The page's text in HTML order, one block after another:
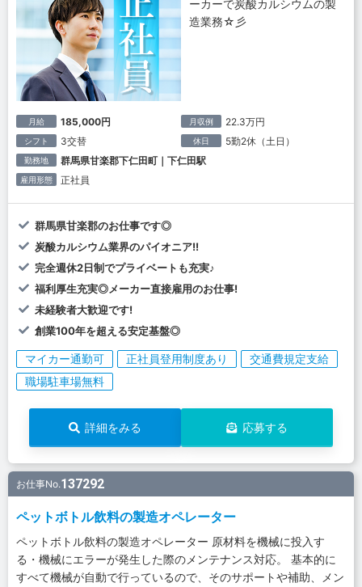
ーカーで炭酸カルシウムの製
造業務☆彡
月給 185,000円 月収例 22.3万円
シフト 3交替 休日 5勤2休（土日）
勤務地 群馬県甘楽郡下仁田町｜下仁田駅
雇用形態 正社員
群馬県甘楽郡のお仕事です◎
炭酸カルシウム業界のパイオニア!!
完全週休2日制でプライベートも充実♪
福利厚生充実◎メーカー直接雇用のお仕事!
未経験者大歓迎です!
創業100年を超える安定基盤◎
マイカー通勤可 正社員登用制度あり
交通費規定支給
職場駐車場無料
詳細をみる 応募する
お仕事No.137292
ペットボトル飲料の製造オペレーター
ペットボトル飲料の製造オペレーター 原材料を機械に投入す
る・機械にエラーが発生した際のメンテナンス対応。 基本的に
すべて機械が自動で行っているので、そのサポートや補助、メン